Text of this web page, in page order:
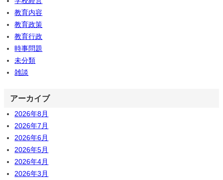
教育内容
教育政策
教育行政
時事問題
未分類
雑談
アーカイブ
2026年8月
2026年7月
2026年6月
2026年5月
2026年4月
2026年3月